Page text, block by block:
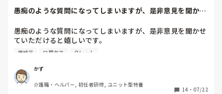
愚痴のような質問になってしまいますが、是非意見を聞かせ
愚痴のような質問になってしまいますが、是非意見を聞かせ
ていただけると嬉しいです。
（どこにでもいるものだと思いますが…。）
何をするにもその方の思った通りにいかないと文句を言われ
ます。
機械浴 口腔ケア クレーム
かず
介護職・ヘルパー, 初任者研修, ユニット型特養
14 ・ 07/22